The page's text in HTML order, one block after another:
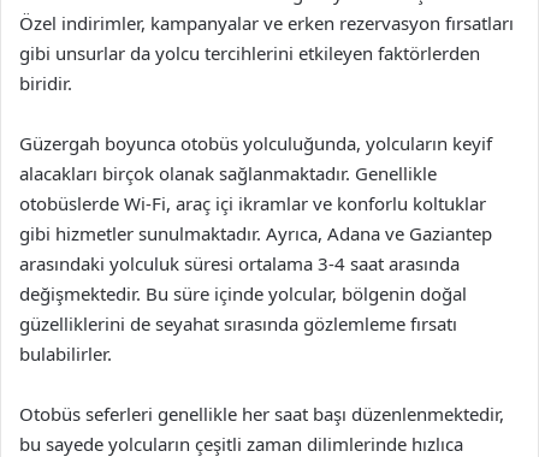
Özel indirimler, kampanyalar ve erken rezervasyon fırsatları
gibi unsurlar da yolcu tercihlerini etkileyen faktörlerden
biridir.
Güzergah boyunca otobüs yolculuğunda, yolcuların keyif
alacakları birçok olanak sağlanmaktadır. Genellikle
otobüslerde Wi-Fi, araç içi ikramlar ve konforlu koltuklar
gibi hizmetler sunulmaktadır. Ayrıca, Adana ve Gaziantep
arasındaki yolculuk süresi ortalama 3-4 saat arasında
değişmektedir. Bu süre içinde yolcular, bölgenin doğal
güzelliklerini de seyahat sırasında gözlemleme fırsatı
bulabilirler.
Otobüs seferleri genellikle her saat başı düzenlenmektedir,
bu sayede yolcuların çeşitli zaman dilimlerinde hızlıca